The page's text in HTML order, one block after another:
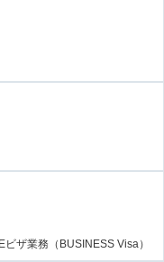
ザ業務（BUSINESS Visa）